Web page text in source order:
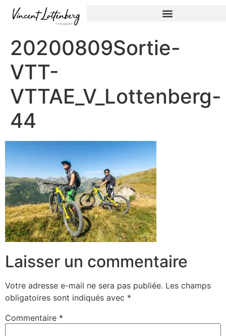
20200809Sortie-
VTT-
VTTAE_V_Lottenberg-
44
Laisser un commentaire
Votre adresse e-mail ne sera pas publiée. Les champs
obligatoires sont indiqués avec *
Commentaire *